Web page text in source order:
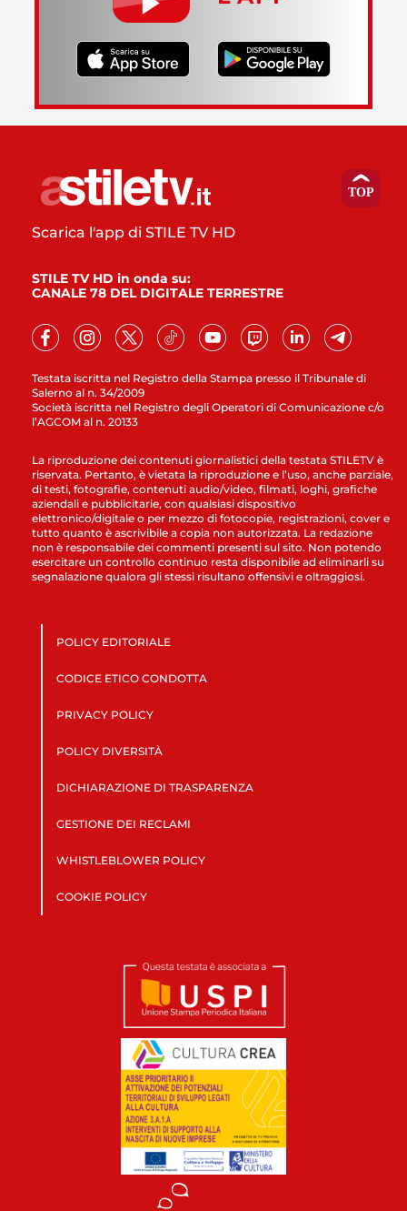
Testata iscritta nel Registro della Stampa presso il Tribunale di
Salerno al n. 34/2009
Società iscritta nel Registro degli Operatori di Comunicazione c/o
l’AGCOM al n. 20133
Scarica l'app di STILE TV HD
STILE TV HD in onda su:
CANALE 78 DEL DIGITALE TERRESTRE
La riproduzione dei contenuti giornalistici della testata STILETV è
riservata. Pertanto, è vietata la riproduzione e l’uso, anche parziale,
di testi, fotografie, contenuti audio/video, filmati, loghi, grafiche
aziendali e pubblicitarie, con qualsiasi dispositivo
elettronico/digitale o per mezzo di fotocopie, registrazioni, cover e
tutto quanto è ascrivibile a copia non autorizzata. La redazione
non è responsabile dei commenti presenti sul sito. Non potendo
esercitare un controllo continuo resta disponibile ad eliminarli su
segnalazione qualora gli stessi risultano offensivi e oltraggiosi.
POLICY EDITORIALE
CODICE ETICO CONDOTTA
PRIVACY POLICY
POLICY DIVERSITÀ
DICHIARAZIONE DI TRASPARENZA
GESTIONE DEI RECLAMI
WHISTLEBLOWER POLICY
COOKIE POLICY